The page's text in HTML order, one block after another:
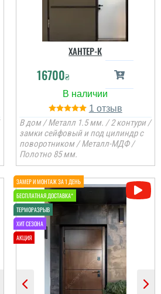
ХАНТЕР-К
16700₴
1
В дом / Металл 1.5 мм. / 2 контури /
замки сейфовый и под цилиндр с
поворотником / Металл-МДФ /
Полотно 85 мм.